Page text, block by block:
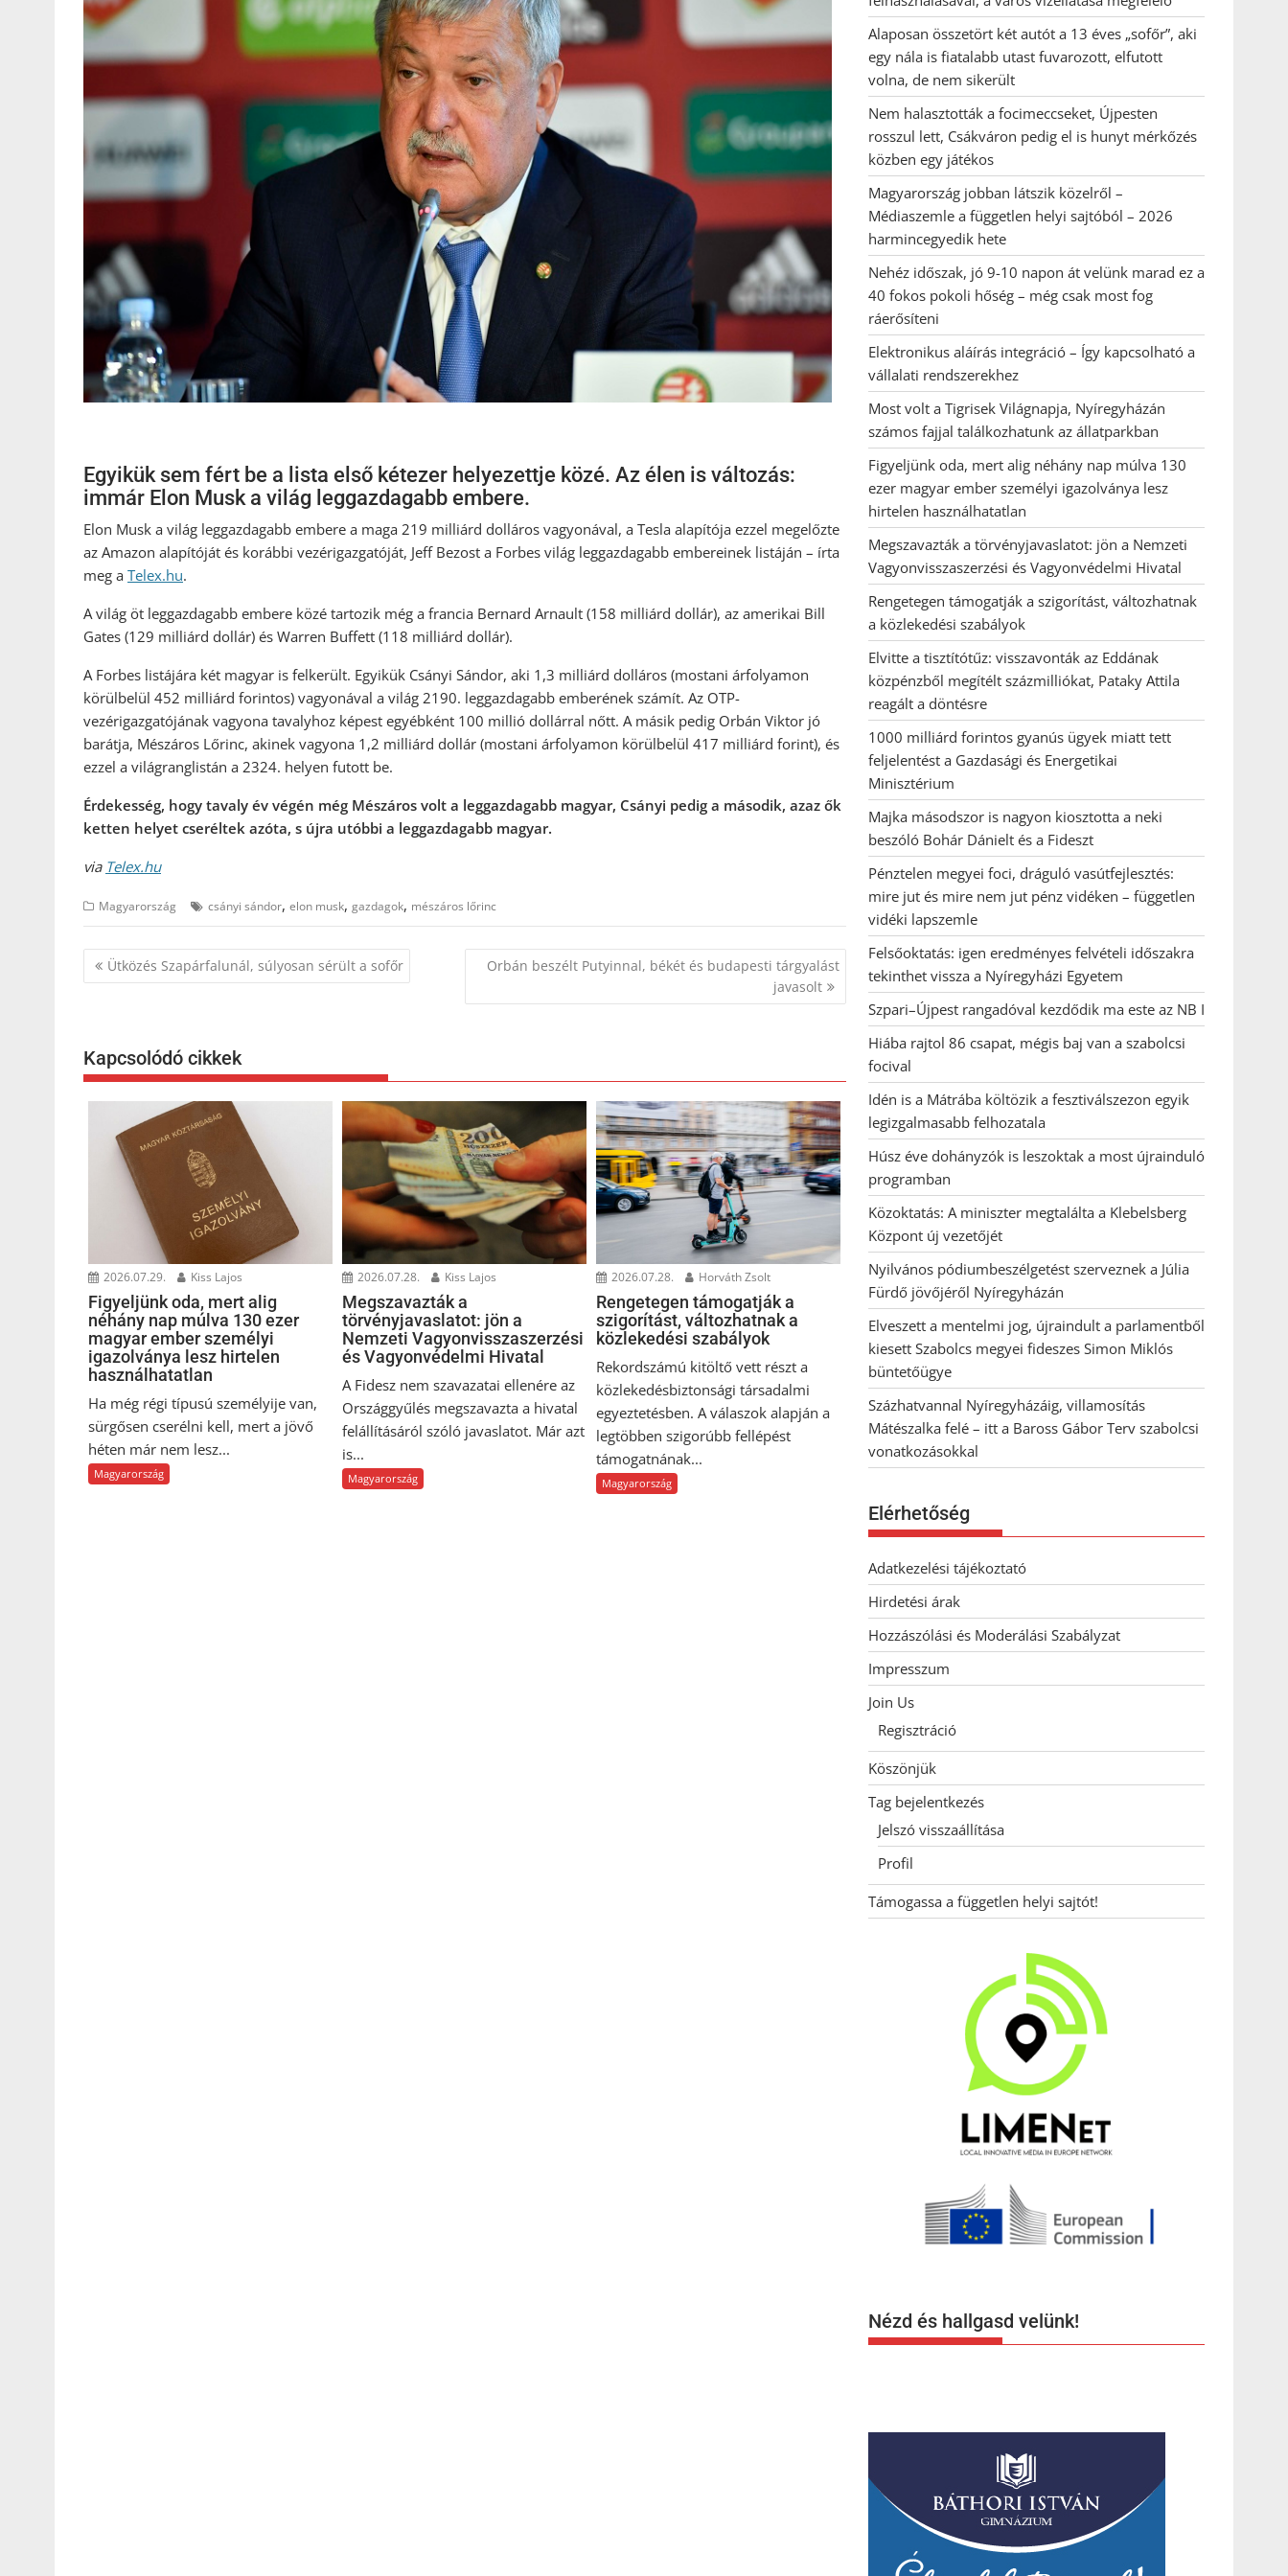
Egyikük sem fért be a lista első kétezer helyezettje közé. Az élen is változás:
immár Elon Musk a világ leggazdagabb embere.
Elon Musk a világ leggazdagabb embere a maga 219 milliárd dolláros vagyonával, a Tesla alapítója ezzel megelőzte
az Amazon alapítóját és korábbi vezérigazgatóját, Jeff Bezost a Forbes világ leggazdagabb embereinek listáján – írta
meg a Telex.hu.
A világ öt leggazdagabb embere közé tartozik még a francia Bernard Arnault (158 milliárd dollár), az amerikai Bill
Gates (129 milliárd dollár) és Warren Buffett (118 milliárd dollár).
A Forbes listájára két magyar is felkerült. Egyikük Csányi Sándor, aki 1,3 milliárd dolláros (mostani árfolyamon
körülbelül 452 milliárd forintos) vagyonával a világ 2190. leggazdagabb emberének számít. Az OTP-
vezérigazgatójának vagyona tavalyhoz képest egyébként 100 millió dollárral nőtt. A másik pedig Orbán Viktor jó
barátja, Mészáros Lőrinc, akinek vagyona 1,2 milliárd dollár (mostani árfolyamon körülbelül 417 milliárd forint), és
ezzel a világranglistán a 2324. helyen futott be.
Érdekesség, hogy tavaly év végén még Mészáros volt a leggazdagabb magyar, Csányi pedig a második, azaz ők
ketten helyet cseréltek azóta, s újra utóbbi a leggazdagabb magyar.
via Telex.hu
Magyarország csányi sándor, elon musk, gazdagok, mészáros lőrinc
Bejegyzés
navigáció
Ütközés Szapárfalunál, súlyosan sérült a sofőr
Orbán beszélt Putyinnal, békét és budapesti tárgyalást
javasolt
Kapcsolódó cikkek
2026.07.29. Kiss Lajos
Figyeljünk oda, mert alig
néhány nap múlva 130 ezer
magyar ember személyi
igazolványa lesz hirtelen
használhatatlan
Ha még régi típusú személyije van,
sürgősen cserélni kell, mert a jövő
héten már nem lesz...
Magyarország
2026.07.28. Kiss Lajos
Megszavazták a
törvényjavaslatot: jön a
Nemzeti Vagyonvisszaszerzési
és Vagyonvédelmi Hivatal
A Fidesz nem szavazatai ellenére az
Országgyűlés megszavazta a hivatal
felállításáról szóló javaslatot. Már azt
is...
Magyarország
2026.07.28. Horváth Zsolt
Rengetegen támogatják a
szigorítást, változhatnak a
közlekedési szabályok
Rekordszámú kitöltő vett részt a
közlekedésbiztonsági társadalmi
egyeztetésben. A válaszok alapján a
legtöbben szigorúbb fellépést
támogatnának...
Magyarország
Alaposan összetört két autót a 13 éves „sofőr”, aki
egy nála is fiatalabb utast fuvarozott, elfutott
volna, de nem sikerült
Nem halasztották a focimeccseket, Újpesten
rosszul lett, Csákváron pedig el is hunyt mérkőzés
közben egy játékos
Magyarország jobban látszik közelről –
Médiaszemle a független helyi sajtóból – 2026
harmincegyedik hete
Nehéz időszak, jó 9-10 napon át velünk marad ez a
40 fokos pokoli hőség – még csak most fog
ráerősíteni
Elektronikus aláírás integráció – Így kapcsolható a
vállalati rendszerekhez
Most volt a Tigrisek Világnapja, Nyíregyházán
számos fajjal találkozhatunk az állatparkban
Figyeljünk oda, mert alig néhány nap múlva 130
ezer magyar ember személyi igazolványa lesz
hirtelen használhatatlan
Megszavazták a törvényjavaslatot: jön a Nemzeti
Vagyonvisszaszerzési és Vagyonvédelmi Hivatal
Rengetegen támogatják a szigorítást, változhatnak
a közlekedési szabályok
Elvitte a tisztítótűz: visszavonták az Eddának
közpénzből megítélt százmilliókat, Pataky Attila
reagált a döntésre
1000 milliárd forintos gyanús ügyek miatt tett
feljelentést a Gazdasági és Energetikai
Minisztérium
Majka másodszor is nagyon kiosztotta a neki
beszóló Bohár Dánielt és a Fideszt
Pénztelen megyei foci, dráguló vasútfejlesztés:
mire jut és mire nem jut pénz vidéken – független
vidéki lapszemle
Felsőoktatás: igen eredményes felvételi időszakra
tekinthet vissza a Nyíregyházi Egyetem
Szpari–Újpest rangadóval kezdődik ma este az NB I
Hiába rajtol 86 csapat, mégis baj van a szabolcsi
focival
Idén is a Mátrába költözik a fesztiválszezon egyik
legizgalmasabb felhozatala
Húsz éve dohányzók is leszoktak a most újrainduló
programban
Közoktatás: A miniszter megtalálta a Klebelsberg
Központ új vezetőjét
Nyilvános pódiumbeszélgetést szerveznek a Júlia
Fürdő jövőjéről Nyíregyházán
Elveszett a mentelmi jog, újraindult a parlamentből
kiesett Szabolcs megyei fideszes Simon Miklós
büntetőügye
Százhatvannal Nyíregyházáig, villamosítás
Mátészalka felé – itt a Baross Gábor Terv szabolcsi
vonatkozásokkal
Elérhetőség
Adatkezelési tájékoztató
Hirdetési árak
Hozzászólási és Moderálási Szabályzat
Impresszum
Join Us
Regisztráció
Köszönjük
Tag bejelentkezés
Jelszó visszaállítása
Profil
Támogassa a független helyi sajtót!
Nézd és hallgasd velünk!